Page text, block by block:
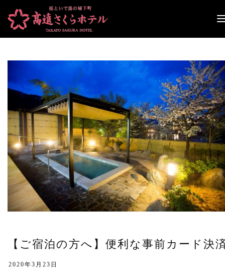
ナ
ゲ
ョ
ン
切
り
替
え
【ご宿泊の方へ】便利な事前カード決